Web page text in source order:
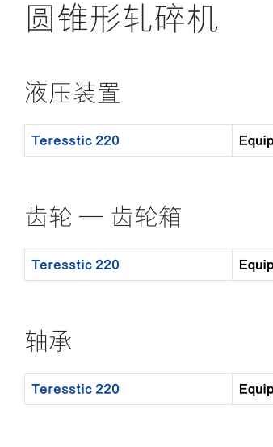
圆锥形轧碎机
液压装置
Teresstic 220
齿轮 — 齿轮箱
Teresstic 220
轴承
Teresstic 220